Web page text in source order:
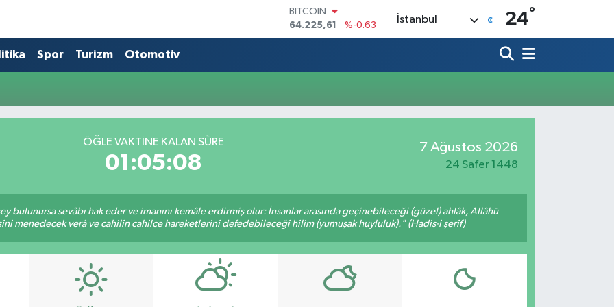
BITCOIN
64.225,61
%-0.63
DOLAR
64,2143
%0
İstanbul 24°
Spor Turizm Otomotiv
ÖĞLE VAKTINE KALAN SÜRE
01:05:08
7 Ağustos 2026
24 Safer 1448
bulunursa sevâbı hak eder ve imanını kemâle erdirmiş olur: İnsanlar arasında geçinebileceği (güzel) ahlâk, Allâhü
menedecek verâ ve cahilin cahilce hareketlerini defedebileceği hilim (yumuşak huyluluk)." (Hadis-i şerif)